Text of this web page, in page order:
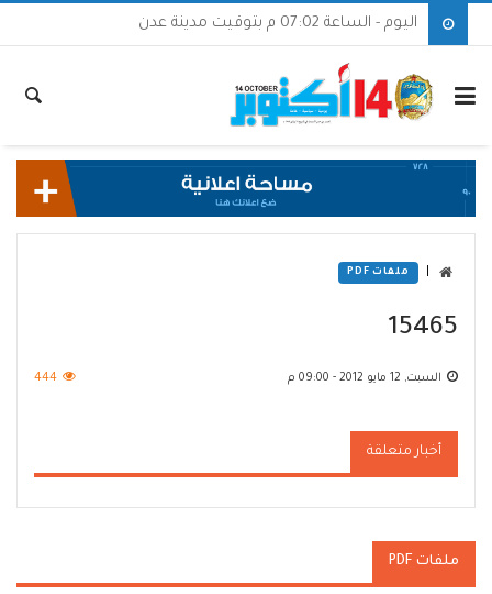
اليوم - الساعة 07:02 م بتوقيت مدينة عدن
ملفات PDF
15465
السبت, 12 مايو 2012 - 09:00 م 444
أخبار متعلقة
ملفات PDF